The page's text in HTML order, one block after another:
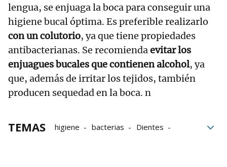
lengua, se enjuaga la boca para conseguir una
higiene bucal óptima. Es preferible realizarlo
con un colutorio, ya que tiene propiedades
antibacterianas. Se recomiendaevitar los
enjuagues bucales que contienen alcohol, ya
que, además de irritar los tejidos, también
producen sequedad en la boca. n
TEMAS higiene bacterias
Dientes